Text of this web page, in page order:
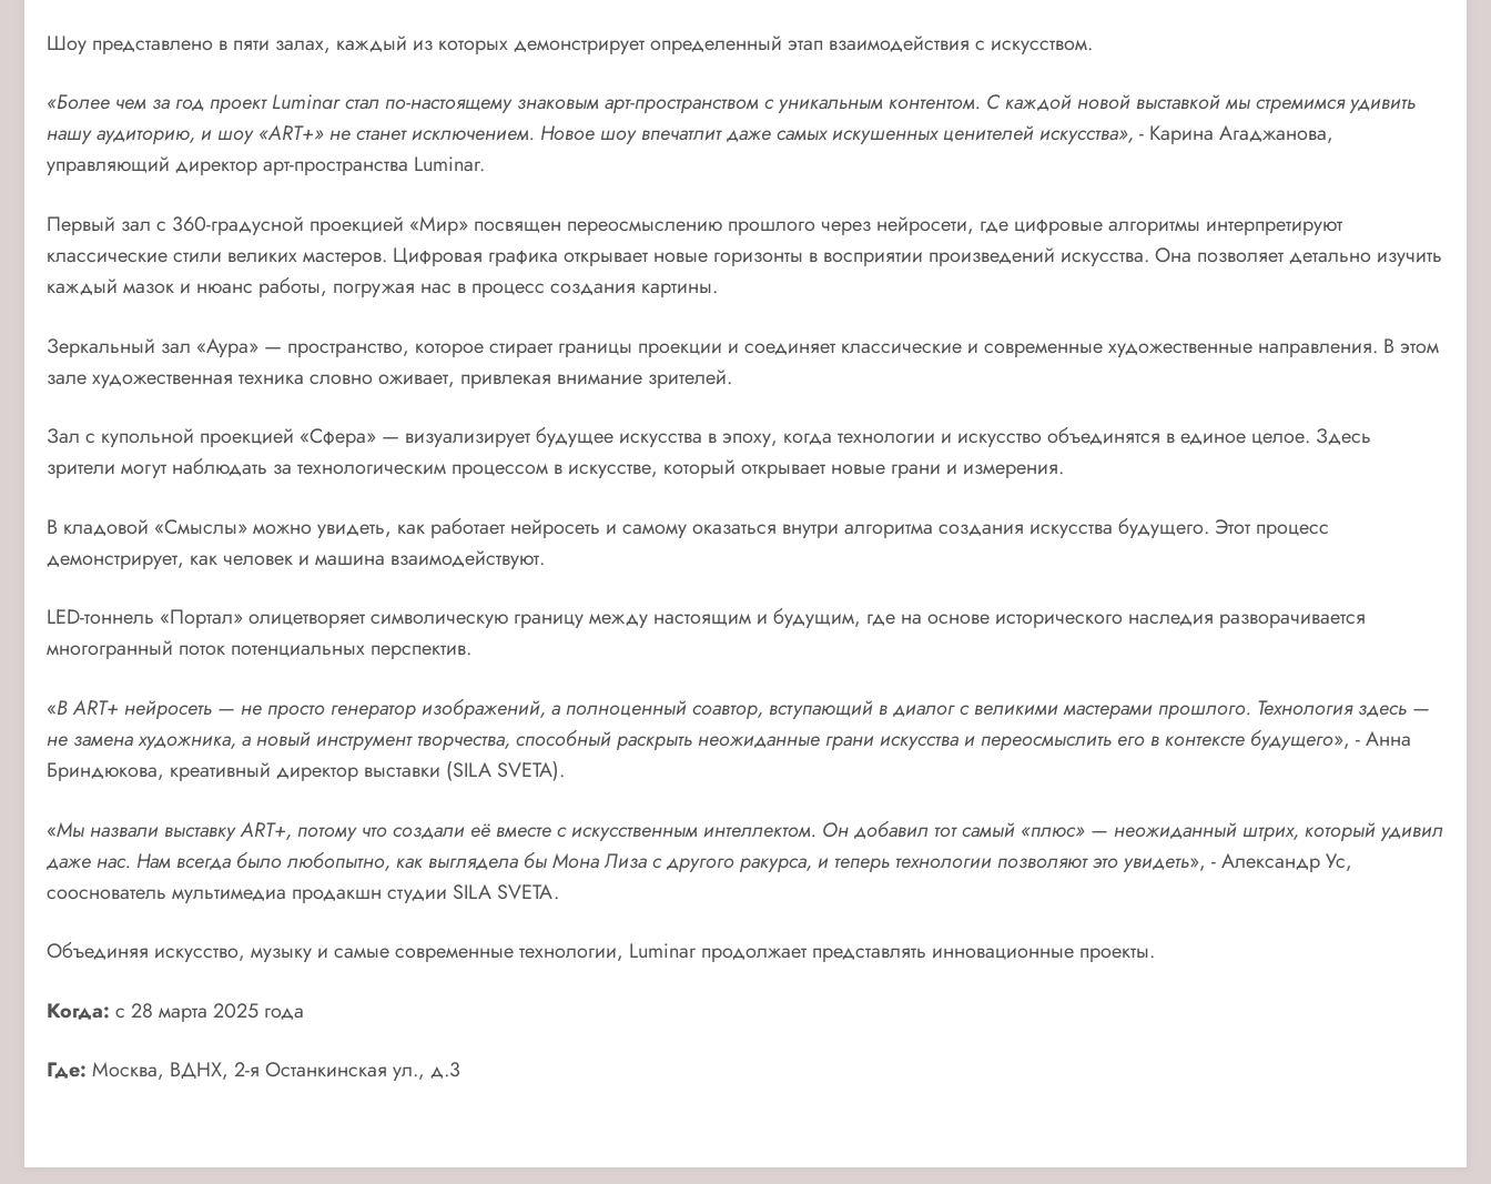
Шоу представлено в пяти залах, каждый из которых демонстрирует определенный этап взаимодействия с искусством.
«Более чем за год проект Luminar стал по-настоящемузнаковым арт-пространством с уникальным контентом. С каждой новой выставкой мы стремимся удивить
нашу аудиторию, и шоу «ART+» не станет исключением. Новое шоу впечатлит даже самых искушенных ценителей искусства», - Карина Агаджанова,
управляющий директор арт-пространства Luminar.
Первый зал с 360-градусной проекцией «Мир» посвящен переосмыслению прошлого через нейросети, где цифровые алгоритмы интерпретируют
классические стили великих мастеров. Цифровая графика открывает новые горизонты в восприятии произведений искусства. Она позволяет детально изучить
каждый мазок и нюанс работы, погружая нас в процесс создания картины.
Зеркальный зал «Аура» — пространство, которое стирает границы проекции и соединяет классические и современные художественные направления. В этом
зале художественная техника словно оживает, привлекая внимание зрителей.
Зал с купольной проекцией «Сфера» — визуализирует будущее искусства в эпоху, когда технологии и искусство объединятся в единое целое. Здесь
зрители могут наблюдать за технологическим процессом в искусстве, который открывает новые грани и измерения.
В кладовой «Смыслы» можно увидеть, как работает нейросеть и самому оказаться внутри алгоритма создания искусства будущего. Этот процесс
демонстрирует, как человек и машина взаимодействуют.
LED-тоннель «Портал» олицетворяет символическую границу между настоящим и будущим, где на основе исторического наследия разворачивается
многогранный поток потенциальных перспектив.
«В ART+ нейросеть — не просто генератор изображений, а полноценный соавтор, вступающий в диалог с великими мастерами прошлого. Технология здесь —
не замена художника, а новый инструмент творчества, способный раскрыть неожиданные грани искусства и переосмыслить его в контексте будущего», - Анна
Бриндюкова, креативный директор выставки (SILA SVETA).
«Мы назвали выставку ART+, потому что создали её вместе с искусственным интеллектом. Он добавил тот самый «плюс» — неожиданный штрих, который удивил
даже нас. Нам всегда было любопытно, как выглядела бы Мона Лиза с другого ракурса, и теперь технологии позволяют это увидеть», - Александр Ус,
сооснователь мультимедиа продакшн студии SILA SVETA.
Объединяя искусство, музыку и самые современные технологии, Luminar продолжает представлять инновационные проекты.
Когда: с 28 марта 2025 года
Где: Москва, ВДНХ, 2-я Останкинская ул., д.3